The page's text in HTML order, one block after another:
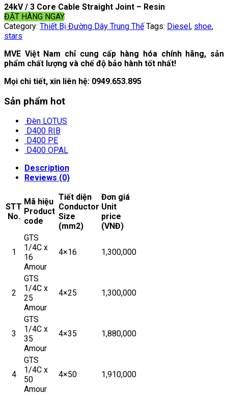
24kV / 3 Core Cable Straight Joint – Resin
ĐẶT HÀNG NGAY
Category: Thiết Bị Đường Dây Trung Thế Tags: Diesel, shoe,
stars
MVE Việt Nam chỉ cung cấp hàng hóa chính hãng, sản
phẩm chất lượng và chế độ bảo hành tốt nhất!
Mọi chi tiết, xin liên hệ: 0949.653.895
Sản phẩm hot
Đèn LOTUS
D400 RIB
D400 PE
D400 OPAL
Description
Reviews (0)
STT
No.
Mã hiệu
Product
code
Tiết diện
Conductor
Size
(mm2)
Đơn giá
Unit
price
(VNĐ)
1
GTS
1/4C x
16
Amour
4×16 1,300,000
2
GTS
1/4C x
25
Amour
4×25 1,300,000
3
GTS
1/4C x
35
Amour
4×35 1,880,000
4
GTS
1/4C x
50
Amour
4×50 1,910,000